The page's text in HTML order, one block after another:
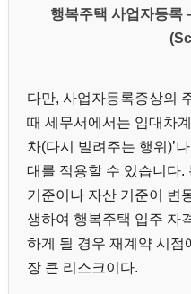
행복주택 사업자등록
다만, 사업자등록증상의
때 세무서에서는 임대차
차(다시 빌려주는 행위)’
대를 적용할 수 있습니다.
기준이나 자산 기준이 변
생하여 행복주택 입주 자
하게 될 경우 재계약 시점
장 큰 리스크이다.